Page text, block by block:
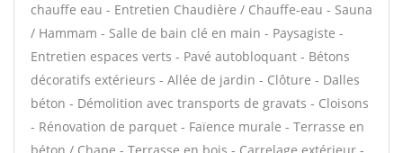
chauffe eau - Entretien Chaudière / Chauffe-eau - Sauna
/ Hammam - Salle de bain clé en main - Paysagiste -
Entretien espaces verts - Pavé autobloquant - Bétons
décoratifs extérieurs - Allée de jardin - Clôture - Dalles
béton - Démolition avec transports de gravats - Cloisons
- Rénovation de parquet - Faïence murale - Terrasse en